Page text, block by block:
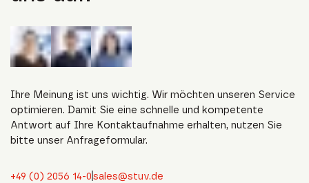
Ihre Meinung ist uns wichtig. Wir möchten unseren Service
optimieren. Damit Sie eine schnelle und kompetente
Antwort auf Ihre Kontaktaufnahme erhalten, nutzen Sie
bitte unser Anfrageformular.
+49 (0) 2056 14-0sales@stuv.de